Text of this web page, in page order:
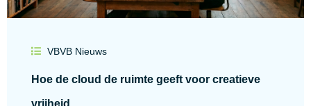
VBVB Nieuws
Hoe de cloud de ruimte geeft voor creatieve